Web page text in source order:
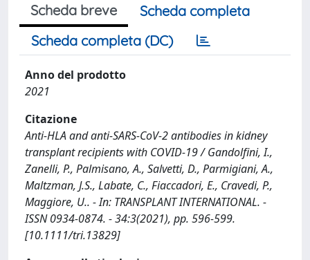
Scheda breve
Scheda completa
Scheda completa (DC)
Anno del prodotto
2021
Citazione
Anti-HLA and anti-SARS-CoV-2 antibodies in kidney
transplant recipients with COVID-19 / Gandolfini, I.,
Zanelli, P., Palmisano, A., Salvetti, D., Parmigiani, A.,
Maltzman, J.S., Labate, C., Fiaccadori, E., Cravedi, P.,
Maggiore, U.. - In: TRANSPLANT INTERNATIONAL. -
ISSN 0934-0874. - 34:3(2021), pp. 596-599.
[10.1111/tri.13829]